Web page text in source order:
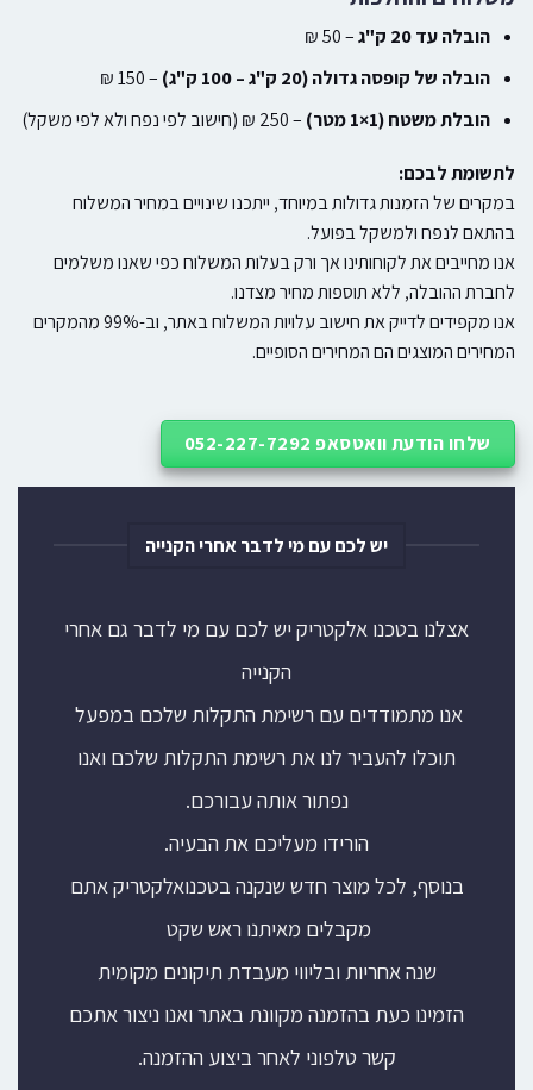
הובלה עד 20 ק"ג
– 50 ₪
הובלה של קופסה גדולה (20 ק"ג – 100 ק"ג)
– 150 ₪
הובלת משטח (1×1 מטר)
– 250 ₪ (חישוב לפי נפח ולא לפי משקל)
לתשומת לבכם:
במקרים של הזמנות גדולות במיוחד, ייתכנו שינויים במחיר המשלוח
בהתאם לנפח ולמשקל בפועל.
אנו מחייבים את לקוחותינו אך ורק בעלות המשלוח כפי שאנו משלמים
לחברת ההובלה, ללא תוספות מחיר מצדנו.
אנו מקפידים לדייק את חישוב עלויות המשלוח באתר, וב-99% מהמקרים
המחירים המוצגים הם המחירים הסופיים.
שלחו הודעת וואטסאפ 052-227-7292
יש לכם עם מי לדבר אחרי הקנייה
אצלנו בטכנו אלקטריק יש לכם עם מי לדבר גם אחרי
הקנייה
אנו מתמודדים עם רשימת התקלות שלכם במפעל
תוכלו להעביר לנו את רשימת התקלות שלכם ואנו
נפתור אותה עבורכם.
הורידו מעליכם את הבעיה.
בנוסף, לכל מוצר חדש שנקנה בטכנואלקטריק אתם
מקבלים מאיתנו ראש שקט
שנה אחריות ובליווי מעבדת תיקונים מקומית
הזמינו כעת בהזמנה מקוונת באתר ואנו ניצור אתכם
קשר טלפוני לאחר ביצוע ההזמנה.